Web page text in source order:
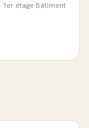
1er étage Bâtiment